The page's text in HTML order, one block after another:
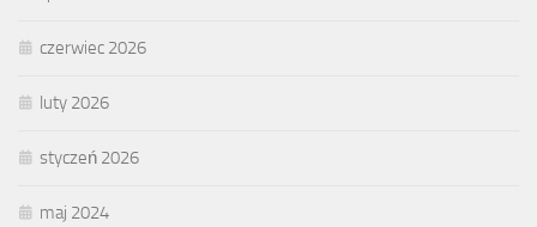
czerwiec 2026
luty 2026
styczeń 2026
maj 2024